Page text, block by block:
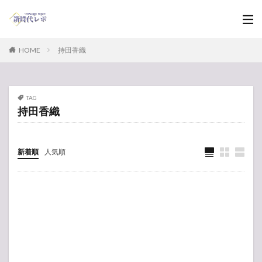
HOME 持田香織
TAG
持田香織
新着順 人気順